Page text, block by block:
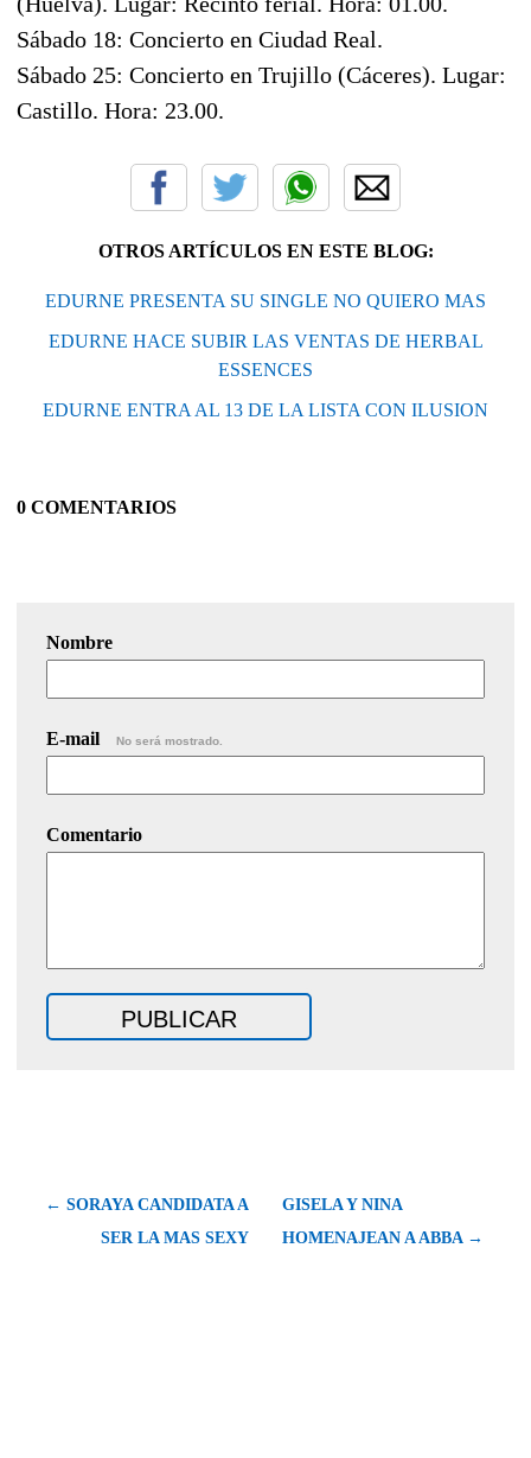
Sábado 18: Concierto en Ciudad Real.
Sábado 25: Concierto en Trujillo (Cáceres). Lugar:
Castillo. Hora: 23.00.
OTROS ARTÍCULOS EN ESTE BLOG:
EDURNE PRESENTA SU SINGLE NO QUIERO MAS
EDURNE HACE SUBIR LAS VENTAS DE HERBAL
ESSENCES
EDURNE ENTRA AL 13 DE LA LISTA CON ILUSION
0 COMENTARIOS
Nombre
E-mail No será mostrado.
Comentario
← SORAYA CANDIDATA A
SER LA MAS SEXY
GISELA Y NINA
HOMENAJEAN A ABBA →